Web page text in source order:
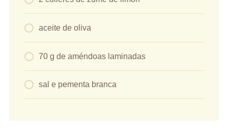
aceite de oliva
70 g de améndoas laminadas
sal e pementa branca